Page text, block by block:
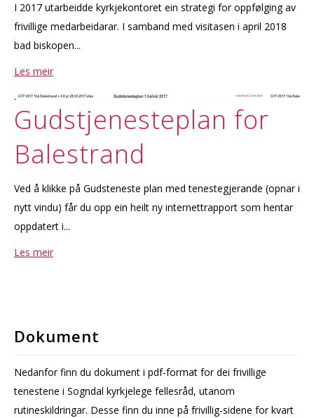
I 2017 utarbeidde kyrkjekontoret ein strategi for oppfølging av
frivillige medarbeidarar. I samband med visitasen i april 2018
bad biskopen...
Les meir
Gudstjenesteplan for
Balestrand
Ved å klikke på Gudsteneste plan med tenestegjerande (opnar i
nytt vindu) får du opp ein heilt ny internettrapport som hentar
oppdatert i...
Les meir
Dokument
Nedanfor finn du dokument i pdf-format for dei frivillige
tenestene i Sogndal kyrkjelege fellesråd, utanom
rutineskildringar. Desse finn du inne på frivillig-sidene for kvart